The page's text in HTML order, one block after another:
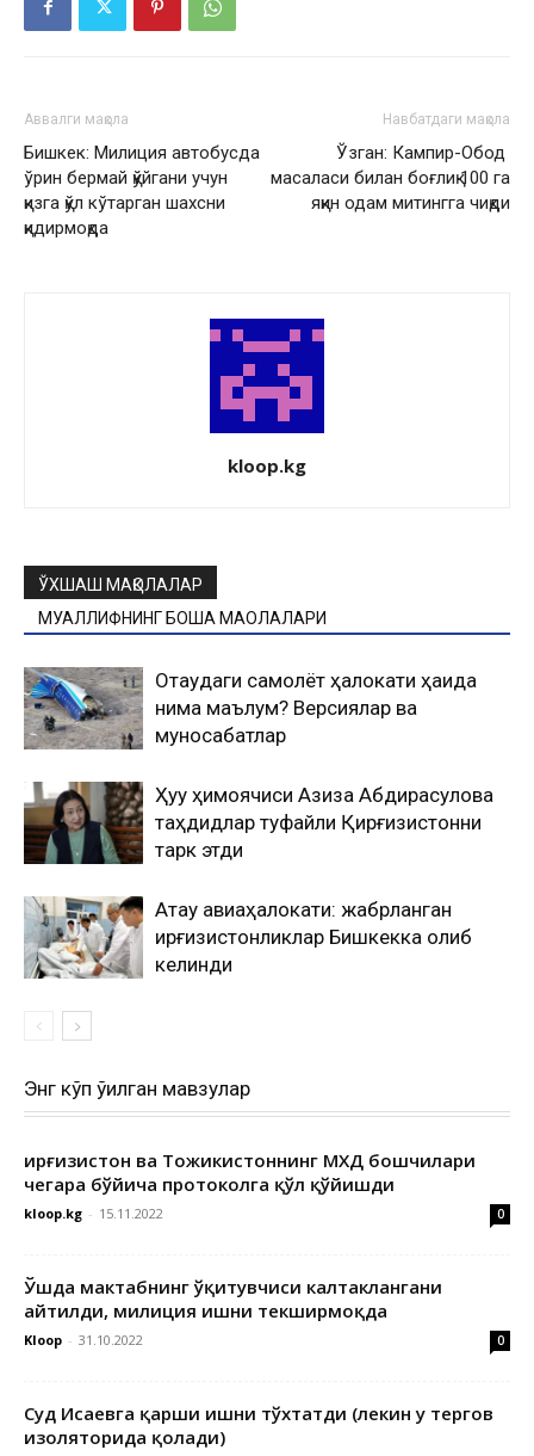
Аввалги мақола
Бишкек: Милиция автобусда
ўрин бермай қўйгани учун
қизга қўл кўтарган шахсни
қидирмоқда
Навбатдаги мақола
Ўзган: Кампир-Обод
масаласи билан боғлиқ 100 га
яқин одам митингга чиқди
kloop.kg
ЎХШАШ МАҚОЛАЛАР
МУАЛЛИФНИНГ БОШҚА МАҚОЛАЛАРИ
Оқтаудаги самолёт ҳалокати ҳақида
нима маълум? Версиялар ва
муносабатлар
Ҳуқуқ ҳимоячиси Азиза Абдирасулова
таҳдидлар туфайли Қирғизистонни
тарк этди
Ақтау авиаҳалокати: жабрланган
қирғизистонликлар Бишкекка олиб
келинди
Энг кўп ўқилган мавзулар
Қирғизистон ва Тожикистоннинг МХДҚ бошчилари
чегара бўйича протоколга қўл қўйишди
kloop.kg - 15.11.2022 0
Ўшда мактабнинг ўқитувчиси калтаклангани
айтилди, милиция ишни текширмоқда
Kloop - 31.10.2022 0
Суд Исаевга қарши ишни тўхтатди (лекин у тергов
изоляторида қолади)